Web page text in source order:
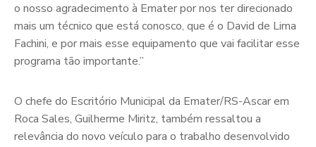
o nosso agradecimento à Emater por nos ter direcionado
mais um técnico que está conosco, que é o David de Lima
Fachini, e por mais esse equipamento que vai facilitar esse
programa tão importante.”
O chefe do Escritório Municipal da Emater/RS-Ascar em
Roca Sales, Guilherme Miritz, também ressaltou a
relevância do novo veículo para o trabalho desenvolvido